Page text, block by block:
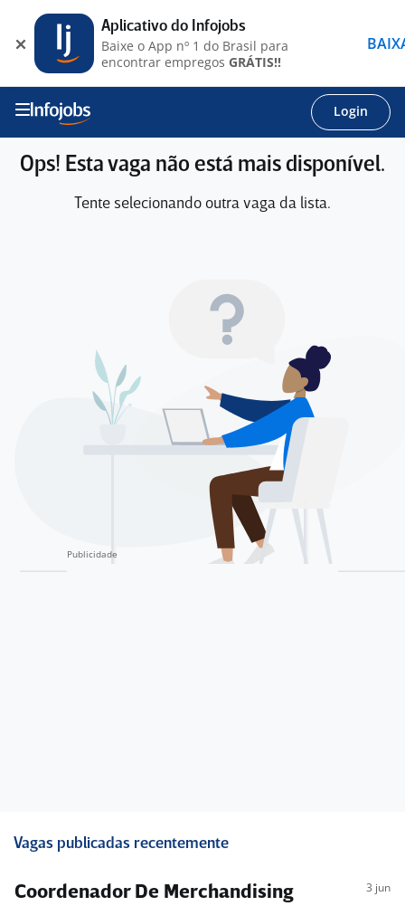
Login
Ops! Esta vaga não está mais disponível.
Tente selecionando outra vaga da lista.
Vagas publicadas recentemente
Coordenador De Merchandising 3 jun
Aplicativo do Infojobs
Baixe o App nº 1 do Brasil para
encontrar empregos GRÁTIS!!